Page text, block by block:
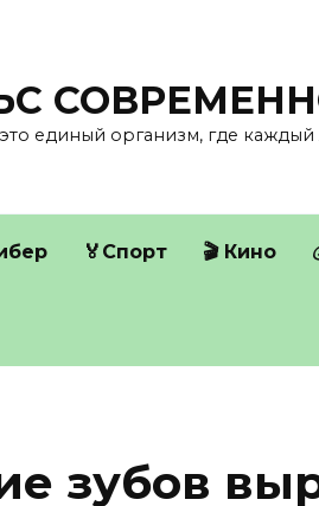
единый организм, где
🏅Спорт 🎬 Кино
зубов